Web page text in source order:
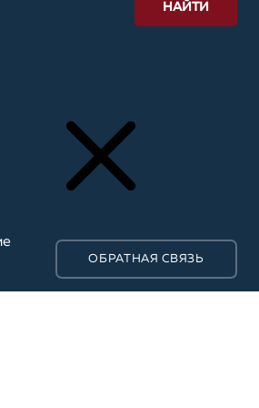
ОБРАТНАЯ СВЯЗЬ
НАЙТИ